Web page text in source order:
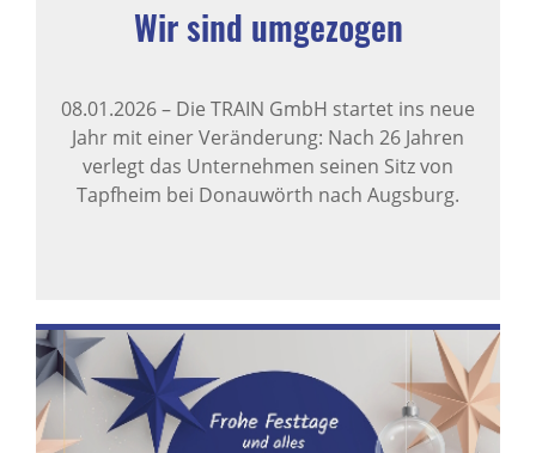
Wir sind umgezogen
08.01.2026– Die TRAIN GmbH startet ins neue
Jahr mit einer Veränderung: Nach 26 Jahren
verlegt das Unternehmen seinen Sitz von
Tapfheim bei Donauwörth nach Augsburg.